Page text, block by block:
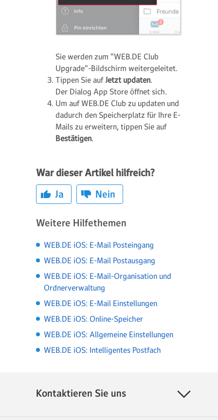
Sie werden zum "WEB.DE Club
Upgrade"-Bildschirm weitergeleitet.
Tippen Sie aufJetzt updaten.
Der Dialog App Store öffnet sich.
Um auf WEB.DE Club zu updaten und
dadurch den Speicherplatz für Ihre E-
Mails zu erweitern, tippen Sie auf
Bestätigen.
War dieser Artikel hilfreich?
Ja
Nein
Weitere Hilfethemen
WEB.DE iOS: E-Mail Posteingang
WEB.DE iOS: E-Mail Postausgang
WEB.DE iOS: E-Mail-Organisation und
Ordnerverwaltung
WEB.DE iOS: E-Mail Einstellungen
WEB.DE iOS: Online-Speicher
WEB.DE iOS: Allgemeine Einstellungen
WEB.DE iOS: Intelligentes Postfach
Kontaktieren Sie uns